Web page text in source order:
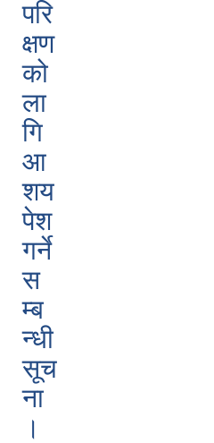
परि
क्षण
को
ला
गि
आ
शय
पेश
गर्ने
स
म्ब
न्धी
सूच
ना
।